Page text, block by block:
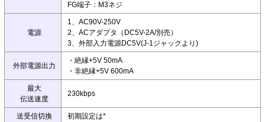
FG端子：M3ネジ
電源
1、AC90V-250V
2、ACアダプタ（DC5V-2A/別売）
3、外部入力電源DC5V(J-1ジャックより)
外部電源出力
・絶縁+5V 50mA
・非絶縁+5V 600mA
最大
伝送速度
230kbps
送受信切換
初期設定は*